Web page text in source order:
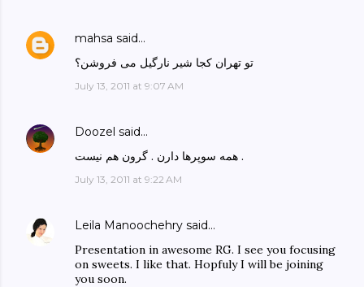
mahsa said…
تو تهران کجا شیر نارگیل می فروشن؟
July 13, 2011 at 9:07 AM
Doozel said…
همه سوپرها دارن . گرون هم نیست .
July 13, 2011 at 9:22 AM
Leila Manoochehry said…
Presentation in awesome RG. I see you focusing
on sweets. I like that. Hopfuly I will be joining
you soon.